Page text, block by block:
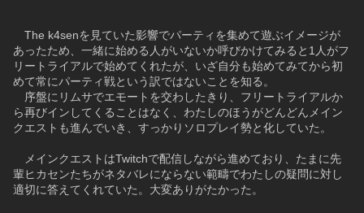
The k4senを見ていた影響でパーティを集めて遊ぶイメージが
あったため、一緒に始める人がいないか呼びかけてみると1人がフ
リートライアルで始めてくれたが、いざ自分も始めてみてから初
めて常にパーティ戦という訳ではないことを知る。
序盤にリムサでエモートを交わしたきり、フリートライアルか
ら再びインしてくることはなく、わたしのほうがどんどんメイン
クエストも進んでいき、すっかりソロプレイ勢と化していた。
メインクエストはTwitchで配信しながら進めており、たまに先
輩ヒカセンたちがネタバレにならない範疇でわたしの疑問に対し
適切に答えてくれていた。大変ありがたかった。